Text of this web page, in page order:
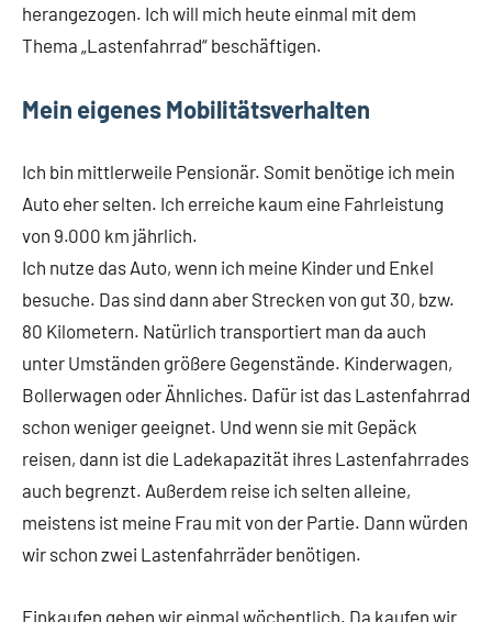
herangezogen. Ich will mich heute einmal mit dem
Thema „Lastenfahrrad“ beschäftigen.
Mein eigenes Mobilitätsverhalten
Ich bin mittlerweile Pensionär. Somit benötige ich mein
Auto eher selten. Ich erreiche kaum eine Fahrleistung
von 9.000 km jährlich.
Ich nutze das Auto, wenn ich meine Kinder und Enkel
besuche. Das sind dann aber Strecken von gut 30, bzw.
80 Kilometern. Natürlich transportiert man da auch
unter Umständen größere Gegenstände. Kinderwagen,
Bollerwagen oder Ähnliches. Dafür ist das Lastenfahrrad
schon weniger geeignet. Und wenn sie mit Gepäck
reisen, dann ist die Ladekapazität ihres Lastenfahrrades
auch begrenzt. Außerdem reise ich selten alleine,
meistens ist meine Frau mit von der Partie. Dann würden
wir schon zwei Lastenfahrräder benötigen.
Einkaufen gehen wir einmal wöchentlich. Da kaufen wir